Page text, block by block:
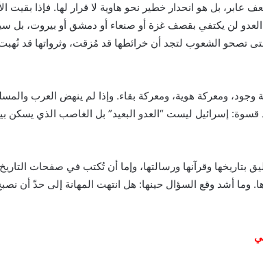
بل هو انحدار خطير نحو هاوية لا قرار لها. فإذا بقيت
العدو لن يكتفي بقصف غزة أو صنعاء أو دمشق أو بيروت، بل
تصحو الشعوب لتجد أن خرائطها قد مُزقت، وثرواتها قد
ومعركة هوية، ومعركة بقاء. وإذا لم ينهض العرب
إسرائيل ليست “العدو البعيد” بل الغاصب الذي يسكن
بتاريخها وقرآنها ورسالتها، وإما أن تُكتب في صفحات
وما أشد وقع السؤال حينها: هل انتهت المهانة إلى حدّ أن